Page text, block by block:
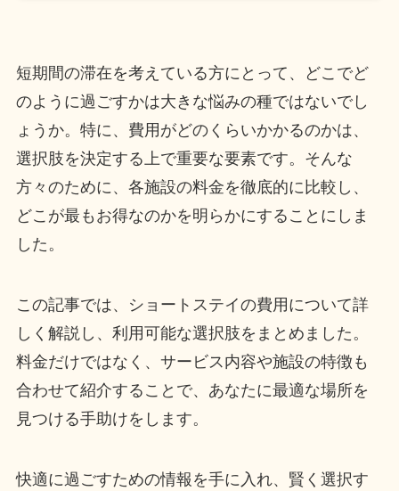
短期間の滞在を考えている方にとって、どこでど
のように過ごすかは大きな悩みの種ではないでし
ょうか。特に、費用がどのくらいかかるのかは、
選択肢を決定する上で重要な要素です。そんな
方々のために、各施設の料金を徹底的に比較し、
どこが最もお得なのかを明らかにすることにしま
した。
この記事では、ショートステイの費用について詳
しく解説し、利用可能な選択肢をまとめました。
料金だけではなく、サービス内容や施設の特徴も
合わせて紹介することで、あなたに最適な場所を
見つける手助けをします。
快適に過ごすための情報を手に入れ、賢く選択す